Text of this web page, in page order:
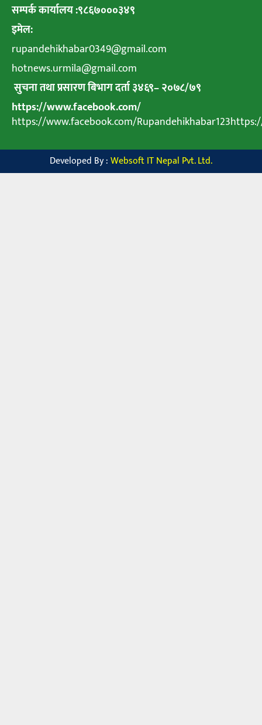
सम्पर्क कार्यालय :९८६७०००३४९
इमेल:
rupandehikhabar0349@gmail.com
hotnews.urmila@gmail.com
सुचना तथा प्रसारण बिभाग दर्ता ३४६९–२०७८/७९
https://www.facebook.com/
https://www.facebook.com/
Developed By :Websoft IT Nepal Pvt. Ltd.